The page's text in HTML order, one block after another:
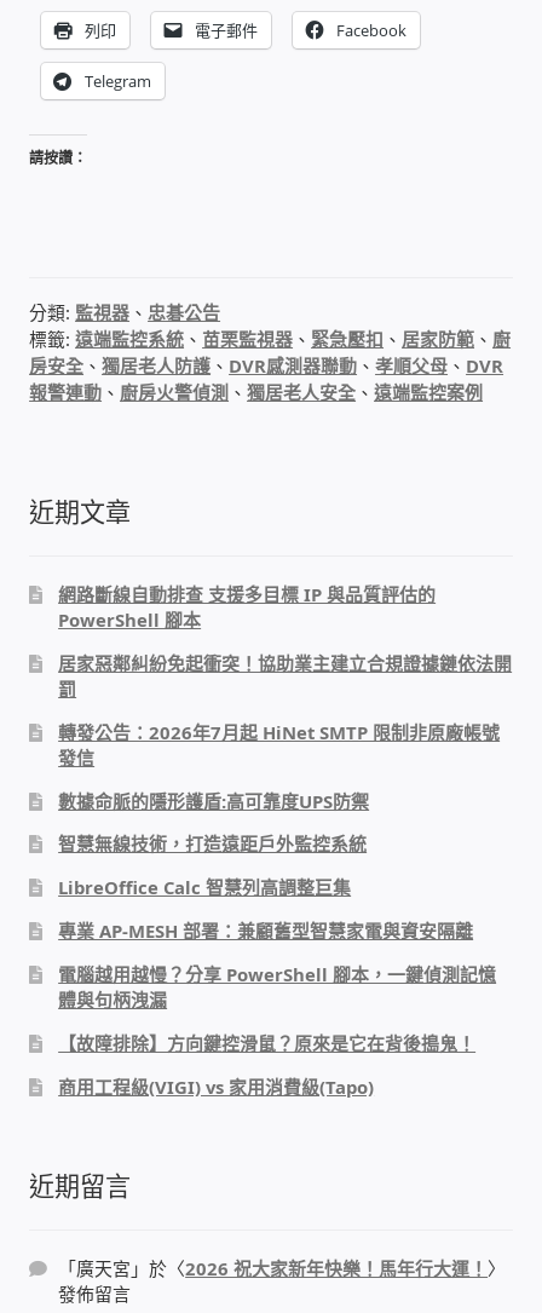
PHP程式設計
網路 工具 軟體 手冊
監視器安裝維修
監視器租賃方案
防盜保全-安防設備
鎧鋒企業(KCA)智能監視系統
監視器 信和 TBC 固定IP
監視器RS485開門開鐵門開燈開保全
監控健檢‧舊換新專案
監視器異地備份備援
監控安防 工具 軟體 手冊
電話總機 對講機
迅時數位網路電話總機
IP-PBX 租賃 借測 (雲端總機)
NEC SL2100 電話總機 數位IP通訊系統
列印 電子郵件 Facebook
Telegram
請按讚：
分類: 監視器 、 忠碁公告
標籤:遠端監控系統 、 苗栗監視器 、 緊急壓扣 、 居家防範 、 廚
房安全 、獨居老人防護 、 DVR感測器聯動 、孝順父母 、 DVR
報警連動 、 廚房火警偵測 、獨居老人安全 、遠端監控案例
近期文章
網路斷線自動排查 支援多目標 IP 與品質評估的
PowerShell 腳本
居家惡鄰糾紛免起衝突！協助業主建立合規證據鏈依法開
罰
轉發公告：2026年7月起 HiNet SMTP 限制非原廠帳號
發信
數據命脈的隱形護盾:高可靠度UPS防禦
智慧無線技術，打造遠距戶外監控系統
LibreOffice Calc 智慧列高調整巨集
專業 AP-MESH 部署：兼顧舊型智慧家電與資安隔離
電腦越用越慢？分享 PowerShell 腳本，一鍵偵測記憶
體與句柄洩漏
【故障排除】方向鍵控滑鼠？原來是它在背後搗鬼！
商用工程級(VIGI) vs 家用消費級(Tapo)
近期留言
「廣天宮 」於〈2026 祝大家新年快樂！馬年行大運！ 〉
發佈留言